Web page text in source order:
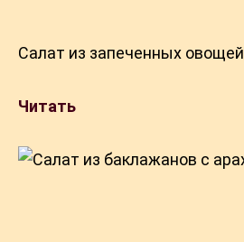
Салат из запеченных овощей
Читать